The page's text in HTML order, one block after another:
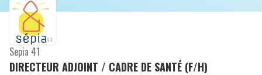
DIRECTEUR ADJOINT / CADRE DE SANTÉ (F/H)
Sepia 41